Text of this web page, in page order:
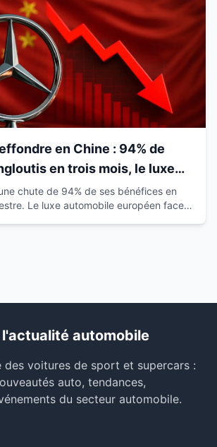
en Chine : 94% de
en trois mois, le luxe
chute de 94% de ses bénéfices en
Le luxe automobile européen face à
automobile
des voitures de sport et supercars :
auto, tendances,
du secteur automobile.